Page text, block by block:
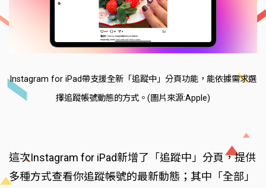
Instagram for iPad帶支援全新「追蹤中」分頁功能，能依據需求選
擇追蹤帳號動態的方式。(圖片來源:Apple)
這次Instagram for iPad新增了「追蹤中」分頁，提供
多種方式查看你追蹤帳號的最新動態；其中「全部」